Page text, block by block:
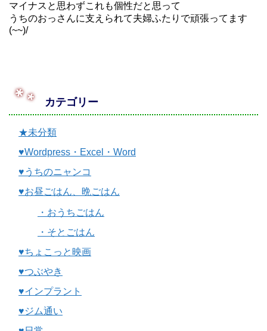
マイナスと思わずこれも個性だと思って
うちのおっさんに支えられて夫婦ふたりで頑張ってます
(~~)/
カテゴリー
★未分類
♥Wordpress・Excel・Word
♥うちのニャンコ
♥お昼ごはん、晩ごはん
・おうちごはん
・そとごはん
♥ちょこっと映画
♥つぶやき
♥インプラント
♥ジム通い